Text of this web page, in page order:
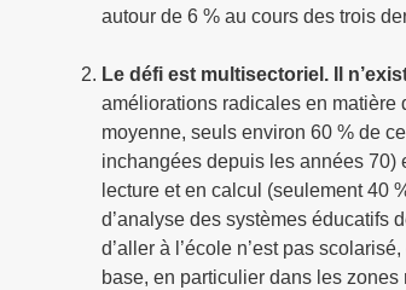
autour de 6 % au cours des trois
Le défi est multisectoriel. Il
améliorations radicales en matière
moyenne, seuls environ 60 % de
inchangées depuis les années 70)
lecture et en calcul (seulement 40
d’analyse des systèmes éducatifs
d’aller à l’école n’est pas
base, en particulier dans les zones